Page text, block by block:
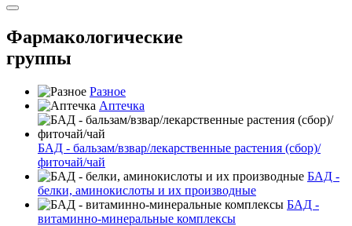
Фармакологические
группы
Разное
Аптечка
БАД - бальзам/взвар/лекарственные растения (сбор)/
фиточай/чай
БАД -
белки, аминокислоты и их производные
БАД -
витаминно-минеральные комплексы